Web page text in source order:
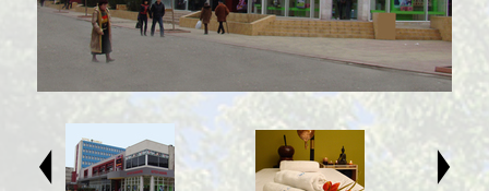
ţ Ţ